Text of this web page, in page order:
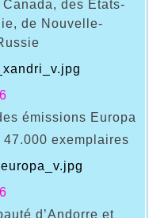
des Etats-
de Nouvelle-
émissions Europa
exemplaires
d’Andorre et